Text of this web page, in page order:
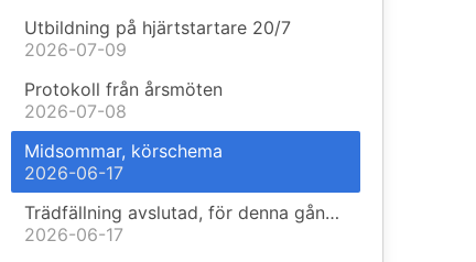
Utbildning på hjärtstartare 20/7
2026-07-09
Protokoll från årsmöten
2026-07-08
Midsommar, körschema
2026-06-17
Trädfällning avslutad, för denna gången
2026-06-17